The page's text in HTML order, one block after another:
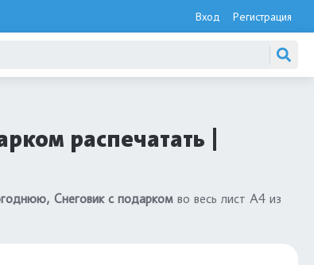
Вход Регистрация
распечатать |
Снеговик с подарком во весь лист А4 из